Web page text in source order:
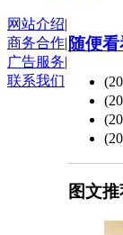
随便
图文
网站介绍|
商务合作|
广告服务|
联系我们